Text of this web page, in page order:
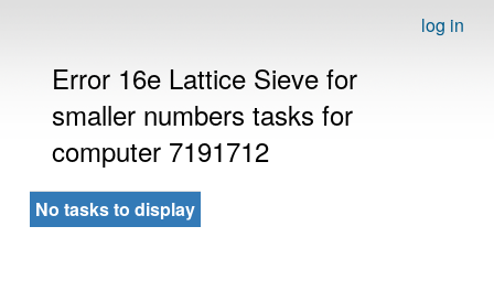
log in
Error 16e Lattice Sieve for
smaller numbers tasks for
computer 7191712
No tasks to display